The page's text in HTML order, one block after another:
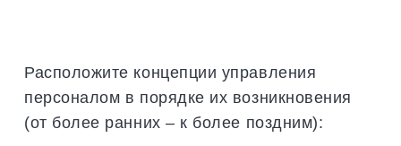
Расположите концепции управления
персоналом в порядке их возникновения
(от более ранних – к более поздним):